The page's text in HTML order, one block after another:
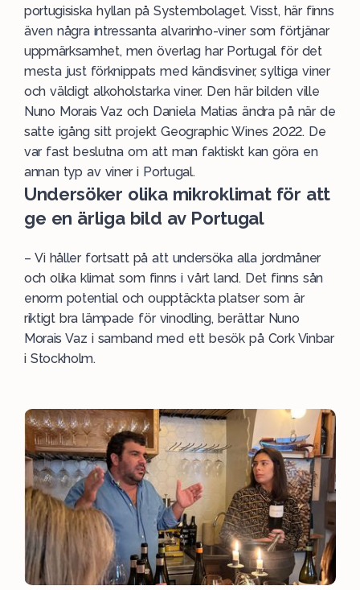
portugisiska hyllan på Systembolaget. Visst, här finns
även några intressanta alvarinho-viner som förtjänar
uppmärksamhet, men överlag har Portugal för det
mesta just förknippats med kändisviner, syltiga viner
och väldigt alkoholstarka viner. Den här bilden ville
Nuno Morais Vaz och Daniela Matias ändra på när de
satte igång sitt projekt Geographic Wines 2022. De
var fast beslutna om att man faktiskt kan göra en
annan typ av viner i Portugal.
Undersöker olika mikroklimat för att
ge en ärliga bild av Portugal
– Vi håller fortsatt på att undersöka alla jordmåner
och olika klimat som finns i vårt land. Det finns sån
enorm potential och oupptäckta platser som är
riktigt bra lämpade för vinodling, berättar Nuno
Morais Vaz i samband med ett besök på Cork Vinbar
i Stockholm.